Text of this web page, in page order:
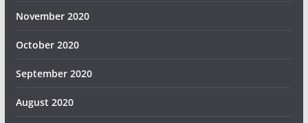
November 2020
October 2020
September 2020
August 2020